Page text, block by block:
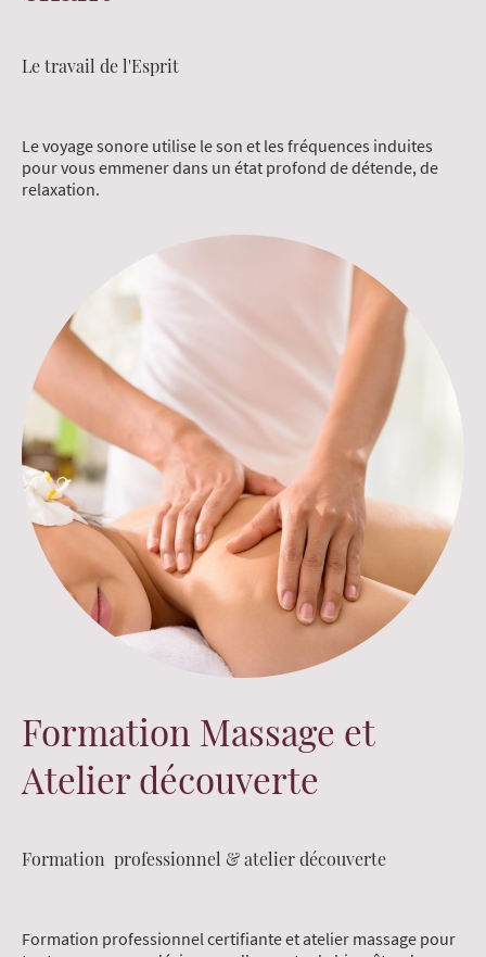
Le travail de l'Esprit
Le voyage sonore utilise le son et les fréquences induites
pour vous emmener dans un état profond de détende, de
relaxation.
Formation Massage et
Atelier découverte
Formation professionnel & atelier découverte
Formation professionnel certifiante et atelier massage pour